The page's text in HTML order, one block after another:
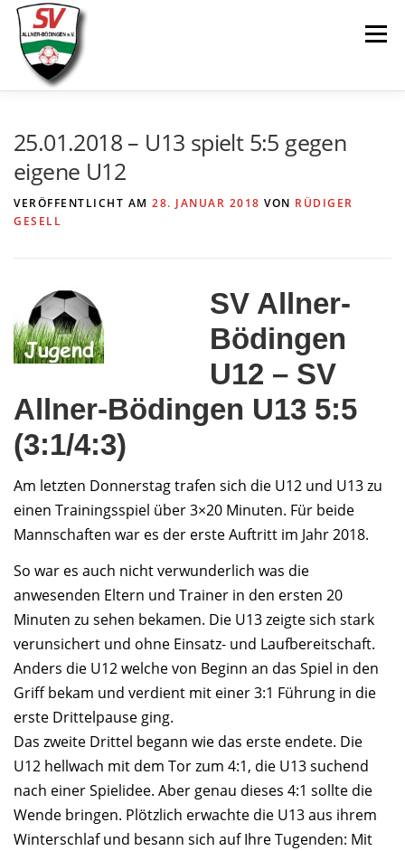
Zum
Inhalt
springen
Menü
25.01.2018 – U13 spielt 5:5 gegen
eigene U12
VERÖFFENTLICHT AM 28. JANUAR 2018 VON RÜDIGER
GESELL
SV Allner-
Bödingen
U12 – SV
Allner-Bödingen U13 5:5
(3:1/4:3)
Am letzten Donnerstag trafen sich die U12 und U13 zu
einen Trainingsspiel über 3×20 Minuten. Für beide
Mannschaften war es der erste Auftritt im Jahr 2018.
So war es auch nicht verwunderlich was die
anwesenden Eltern und Trainer in den ersten 20
Minuten zu sehen bekamen. Die U13 zeigte sich stark
verunsichert und ohne Einsatz- und Laufbereitschaft.
Anders die U12 welche von Beginn an das Spiel in den
Griff bekam und verdient mit einer 3:1 Führung in die
erste Drittelpause ging.
Das zweite Drittel begann wie das erste endete. Die
U12 hellwach mit dem Tor zum 4:1, die U13 suchend
nach einer Spielidee. Aber genau dieses 4:1 sollte die
Wende bringen. Plötzlich erwachte die U13 aus ihrem
Winterschlaf und besann sich auf Ihre Tugenden: Mit